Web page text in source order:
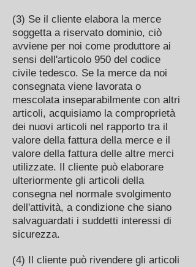
(3) Se il cliente elabora la merce
soggetta a riservato dominio, ciò
avviene per noi come produttore ai
sensi dell'articolo 950 del codice
civile tedesco. Se la merce da noi
consegnata viene lavorata o
mescolata inseparabilmente con altri
articoli, acquisiamo la comproprietà
dei nuovi articoli nel rapporto tra il
valore della fattura della merce e il
valore della fattura delle altre merci
utilizzate. Il cliente può elaborare
ulteriormente gli articoli della
consegna nel normale svolgimento
dell'attività, a condizione che siano
salvaguardati i suddetti interessi di
sicurezza.
(4) Il cliente può rivendere gli articoli